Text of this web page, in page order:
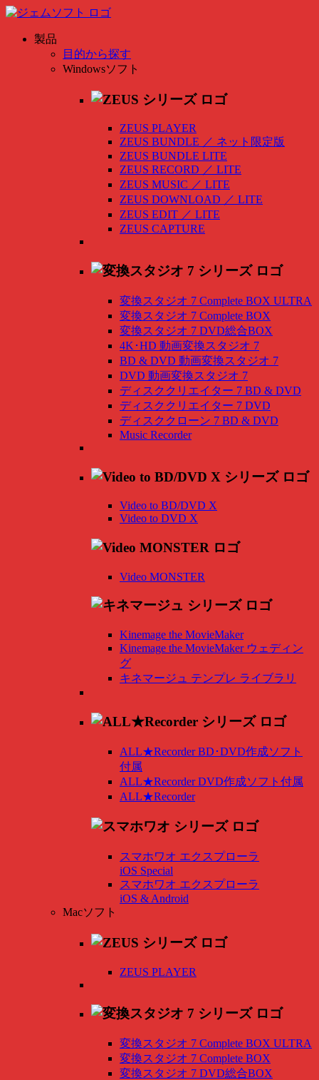
製品
目的から探す
Windowsソフト
ZEUS PLAYER
ZEUS BUNDLE ／ ネット限定版
ZEUS BUNDLE LITE
ZEUS RECORD ／ LITE
ZEUS MUSIC ／ LITE
ZEUS DOWNLOAD ／ LITE
ZEUS EDIT ／ LITE
ZEUS CAPTURE
変換スタジオ 7 Complete BOX ULTRA
変換スタジオ 7 Complete BOX
変換スタジオ 7 DVD総合BOX
4K･HD 動画変換スタジオ 7
BD & DVD 動画変換スタジオ 7
DVD 動画変換スタジオ 7
ディスククリエイター 7 BD & DVD
ディスククリエイター 7 DVD
ディスククローン 7 BD & DVD
Music Recorder
Video to BD/DVD X
Video to DVD X
Video MONSTER
Kinemage the MovieMaker
Kinemage the MovieMaker ウェディン
グ
キネマージュ テンプレ ライブラリ
ALL★Recorder BD･DVD作成ソフト
付属
ALL★Recorder DVD作成ソフト付属
ALL★Recorder
スマホワオ エクスプローラ
iOS Special
スマホワオ エクスプローラ
iOS & Android
Macソフト
ZEUS PLAYER
変換スタジオ 7 Complete BOX ULTRA
変換スタジオ 7 Complete BOX
変換スタジオ 7 DVD総合BOX